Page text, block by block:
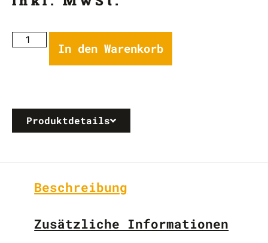
In den Warenkorb
Produktdetails
Beschreibung
Zusätzliche Informationen